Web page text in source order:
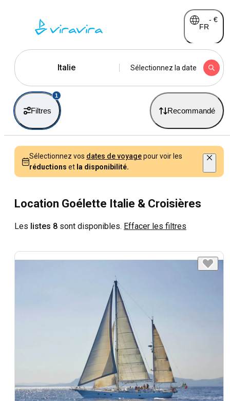
FR
- €
Italie Sélectionnez la date
Filtres
1
Recommandé
Sélectionnez vos dates de voyagepour voir les
réductions et la disponibilité.
Location Goélette Italie & Croisières
Les listes 8 sont disponibles. Effacer les filtres